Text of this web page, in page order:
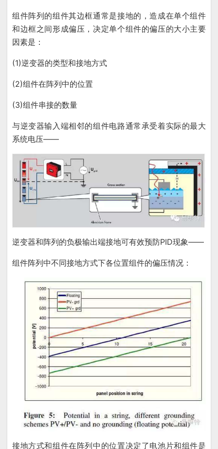
组件阵列的组件其边框通常是接地的，造成在单个组件
和边框之间形成偏压，决定单个组件的偏压的大小主要
因素是：
(1)逆变器的类型和接地方式
(2)组件在阵列中的位置
(3)组件串接的数量
与逆变器输入端相邻的组件电路通常承受着实际的最大
系统电压——
逆变器和阵列的负极输出端接地可有效预防PID现象——
组件阵列中不同接地方式下各位置组件的偏压情况：
接地方式和组件在阵列中的位置决定了电池片和组件是